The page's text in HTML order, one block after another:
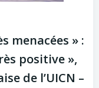
menacées » :
positive »,
de l’UICN –